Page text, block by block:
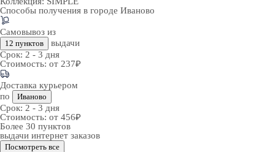
Способы получения в городе Иваново
Самовывоз из
12 пунктов
выдачи
Срок: 2 - 3 дня
Стоимость: от 237₽
Доставка курьером
по
Иваново
Срок: 2 - 3 дня
Стоимость: от 456₽
Более 30 пунктов
выдачи интернет заказов
Посмотреть все